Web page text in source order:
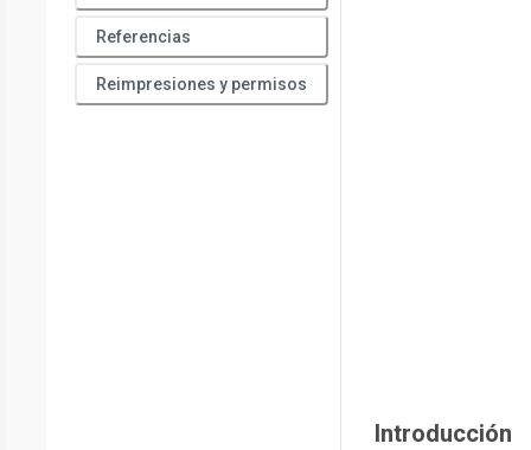
Referencias
Reimpresiones y permisos
Introducción